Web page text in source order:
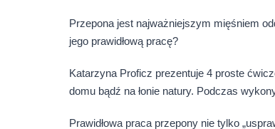
Przepona jest najważniejszym mięśniem
jego prawidłową pracę?
Katarzyna Proficz prezentuje 4 proste
domu bądź na łonie natury. Podczas
Prawidłowa praca przepony nie tylko